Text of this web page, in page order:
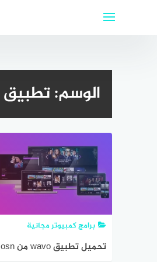
الوسم:تطبيق wavo
برامج كمبيوتر مجانية
تحميل تطبيق wavo من osn